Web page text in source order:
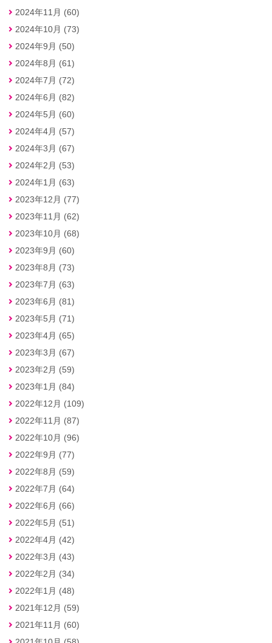
2024年11月 (60)
2024年10月 (73)
2024年9月 (50)
2024年8月 (61)
2024年7月 (72)
2024年6月 (82)
2024年5月 (60)
2024年4月 (57)
2024年3月 (67)
2024年2月 (53)
2024年1月 (63)
2023年12月 (77)
2023年11月 (62)
2023年10月 (68)
2023年9月 (60)
2023年8月 (73)
2023年7月 (63)
2023年6月 (81)
2023年5月 (71)
2023年4月 (65)
2023年3月 (67)
2023年2月 (59)
2023年1月 (84)
2022年12月 (109)
2022年11月 (87)
2022年10月 (96)
2022年9月 (77)
2022年8月 (59)
2022年7月 (64)
2022年6月 (66)
2022年5月 (51)
2022年4月 (42)
2022年3月 (43)
2022年2月 (34)
2022年1月 (48)
2021年12月 (59)
2021年11月 (60)